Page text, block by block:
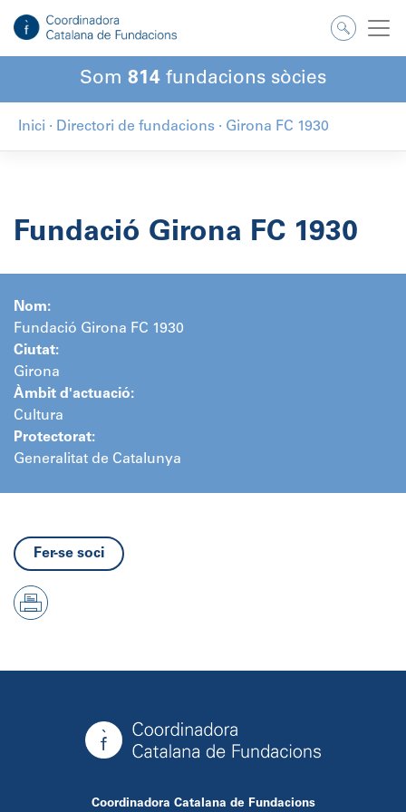
contingut
Som 814 fundacions sòcies
Inici · Directori de fundacions · Girona FC 1930
Fundació Girona FC 1930
Nom:
Fundació Girona FC 1930
Ciutat:
Girona
Àmbit d'actuació:
Cultura
Protectorat:
Generalitat de Catalunya
Fer-se soci
Coordinadora Catalana de Fundacions